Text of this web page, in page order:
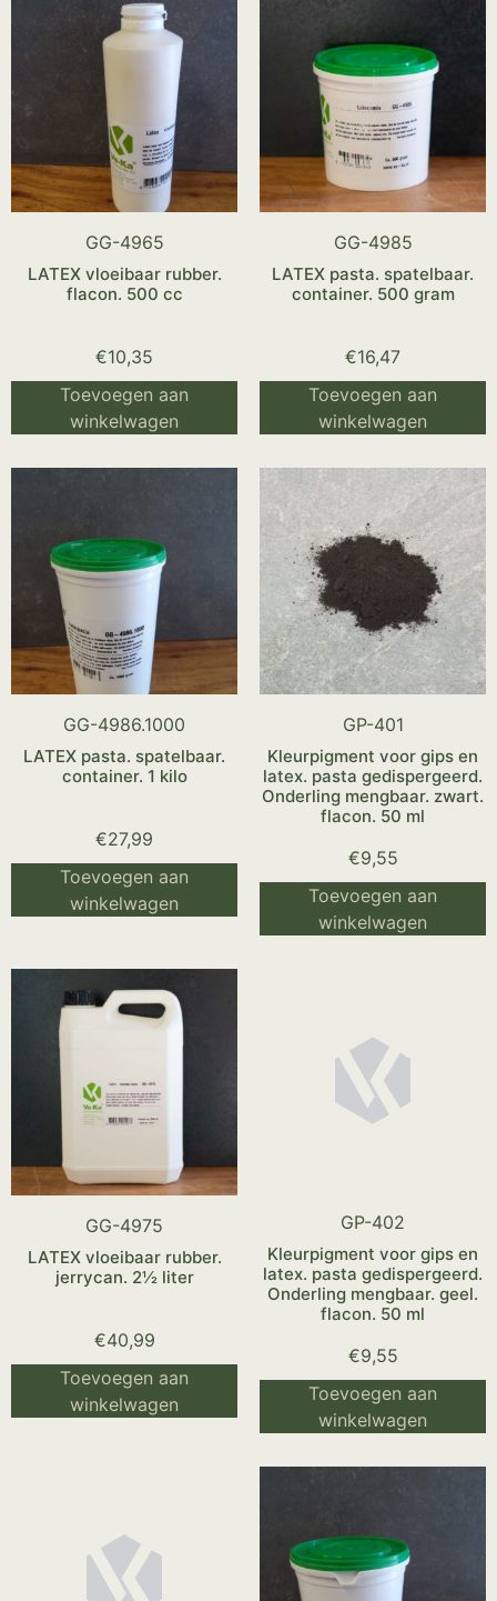
GG-4965
LATEX vloeibaar rubber.
flacon. 500 cc
€10,35
Toevoegen aan
winkelwagen
GG-4985
LATEX pasta. spatelbaar.
container. 500 gram
€16,47
Toevoegen aan
winkelwagen
GG-4986.1000
LATEX pasta. spatelbaar.
container. 1 kilo
€27,99
Toevoegen aan
winkelwagen
GP-401
Kleurpigment voor gips en
latex. pasta gedispergeerd.
Onderling mengbaar. zwart.
flacon. 50 ml
€9,55
Toevoegen aan
winkelwagen
GG-4975
LATEX vloeibaar rubber.
jerrycan. 2½ liter
€40,99
Toevoegen aan
winkelwagen
GP-402
Kleurpigment voor gips en
latex. pasta gedispergeerd.
Onderling mengbaar. geel.
flacon. 50 ml
€9,55
Toevoegen aan
winkelwagen